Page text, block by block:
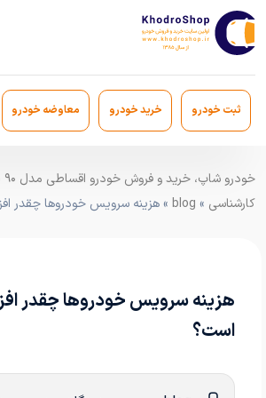
ثبت خودرو خرید خودرو معاوضه خودرو
کارشناسی »
blog » هزینه سرویس خودروها چقدر
هزینه سرویس خودروها چقدر
است؟